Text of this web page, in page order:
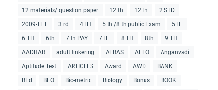
12 materials/ question paper 12 th 12Th 2 STD
2009-TET 3 rd 4TH 5 th /8 th public Exam 5TH
6 TH 6th 7 th PAY 7TH 8 TH 8th 9 TH
AADHAR adult tinkering AEBAS AEEO Anganvadi
Aptitude Test ARTICLES Award AWD BANK
BEd BEO Bio-metric Biology Bonus BOOK